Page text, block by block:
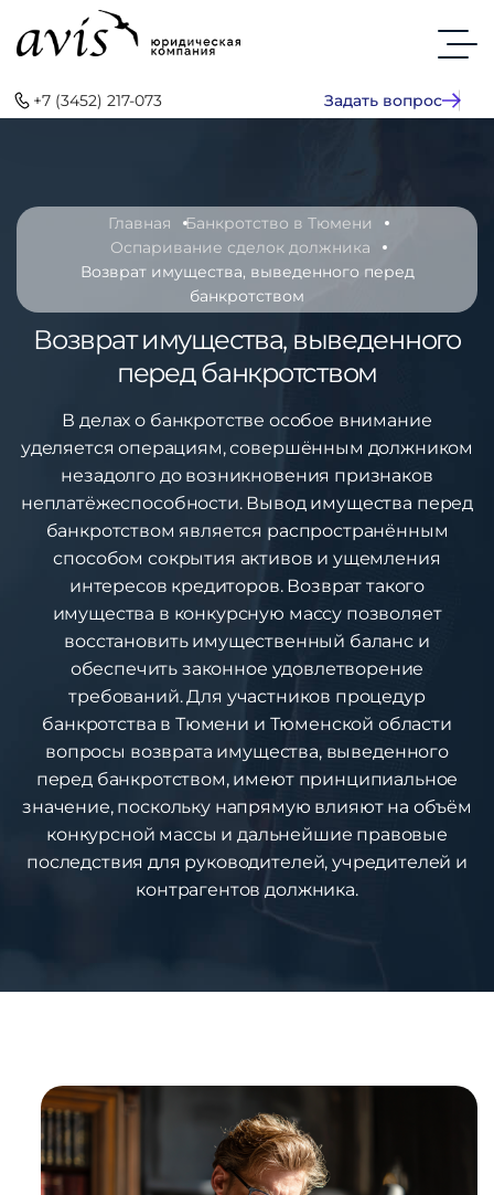
+7 (3452) 217-073 Задать вопрос
Главная
Банкротство в Тюмени
Оспаривание сделок должника
Возврат имущества, выведенного перед
банкротством
Возврат имущества, выведенного
перед банкротством
В делах о банкротстве особое внимание
уделяется операциям, совершённым должником
незадолго до возникновения признаков
неплатёжеспособности. Вывод имущества перед
банкротством является распространённым
способом сокрытия активов и ущемления
интересов кредиторов. Возврат такого
имущества в конкурсную массу позволяет
восстановить имущественный баланс и
обеспечить законное удовлетворение
требований. Для участников процедур
банкротства в Тюмени и Тюменской области
вопросы возврата имущества, выведенного
перед банкротством, имеют принципиальное
значение, поскольку напрямую влияют на объём
конкурсной массы и дальнейшие правовые
последствия для руководителей, учредителей и
контрагентов должника.
1